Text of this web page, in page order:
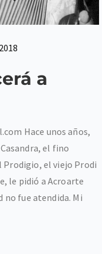
a
Hace unos años,
el fino
Prodigio, el viejo Prodi
le pidió a Acroarte
no fue atendida. Mi